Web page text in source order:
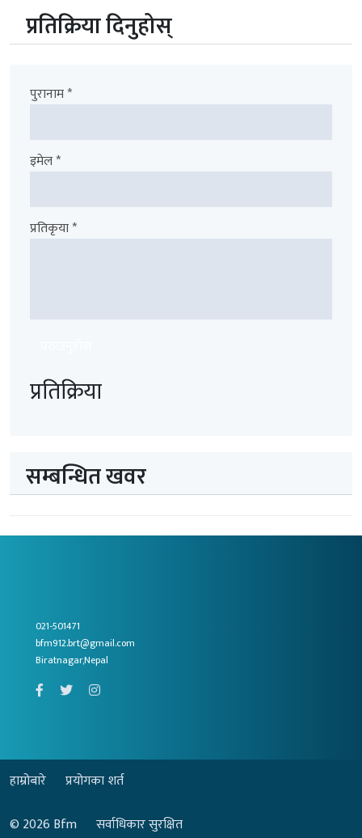
प्रतिक्रिया दिनुहोस्
पुरानाम *
इमेल *
प्रतिकृया *
प्रतिक्रिया
सम्बन्धित खवर
021-501471
bfm912.brt@gmail.com
Biratnagar,Nepal
हाम्रोबारे
प्रयोगका शर्त
© 2026Bfm सर्वाधिकार सुरक्षित